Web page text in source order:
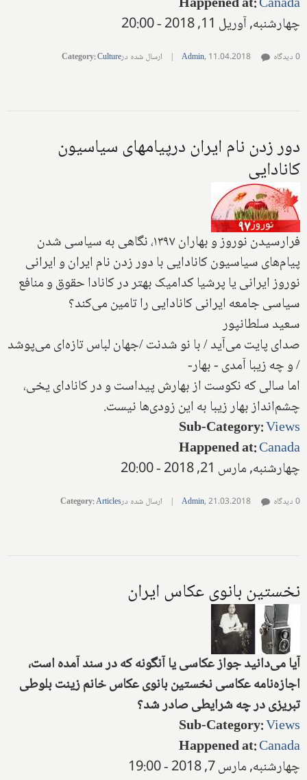
چهارشنبه, آوریل 11, 2018 - 20:00
Admin, 11.04.2018
| ارسال شده در Category:Culture 0 دیدگاه
دور زدن نام ایران درپیامهای سیاسیون
کانادایی
فرارسیدن نوروز و بهاران ۱۳۹۷، نگاهی به سیاسی شدن
پیام‌های سیاسیون کانادایی با دور زدن نام ایران و ایرانی
نوروز ایرانی یا پرشیا کدامیک بهتر در کانادا حقوق و منافع
سیاسی جامعه ایرانی کانادایی را تامین می‌کند؟
سعید سلطانپور
صدای پایت می‌آید / با نو شدنت /جهان لباس تازه‌ای می‌پوشد
/ و چه زیبا آمدی - بهار-
اما سالی که نکوست از بهارش پیداست و در کانادای یخی،
چشم‌انداز بهار زیبا به این زودی‌ها نیست.
Sub-Category:Views
Happened at:Canada
چهارشنبه, مارس 21, 2018 - 20:00
Admin,21.03.2018
| ارسال شده در Category:Articles 0 دیدگاه
نخستین بانوی عکاس ایران
آیا می‌دانید جواز عکاسی یا آنگونه که د‌‌ر سند‌‌ آمد‌‌ه است،
اجازه‌نامه عکاسی نخستین بانوی عکاس خانم زینت بلوطی
تبریزی د‌‌ر چه شرایطی صاد‌‌ر شد‌‌؟
Sub-Category:Views
Happened at:Canada
چهارشنبه, مارس 7, 2018 - 19:00